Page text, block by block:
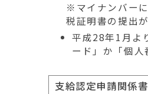
※マイナンバー
税証明書の提出
平成28年1月よ
ード」か「個人
支給認定申請関係